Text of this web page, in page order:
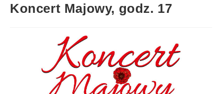
Koncert Majowy, godz. 17